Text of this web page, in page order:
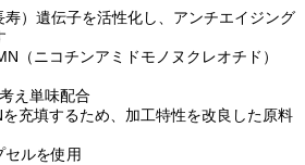
）遺伝子を活性化し、アンチエイジング
（ニコチンアミドモノヌクレオチド）
え単味配合
充填するため、加工特性を改良した原料
ルを使用